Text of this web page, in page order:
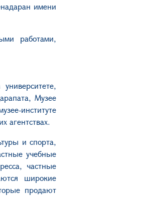
имени
работами,
Музее
институте
агентствах.
и спорта,
учебные
частные
широкие
продают